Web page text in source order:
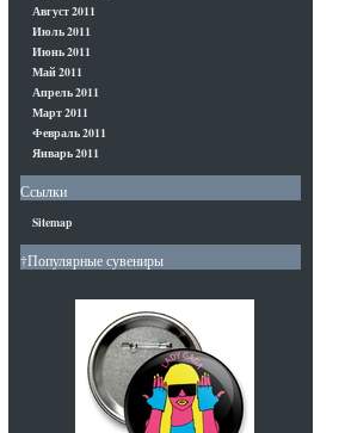
Август 2011
Июль 2011
Июнь 2011
Май 2011
Апрель 2011
Март 2011
Февраль 2011
Январь 2011
Ссылки
Sitemap
†Популярные сувениры